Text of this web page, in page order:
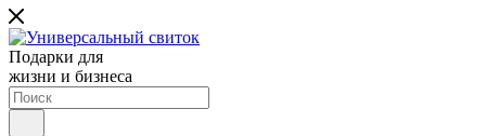
Подарки для
жизни и бизнеса